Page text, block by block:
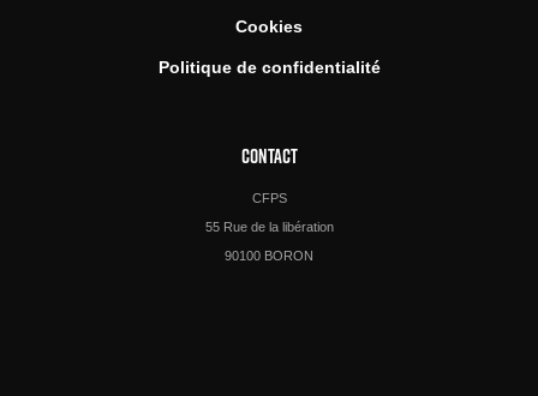
Cookies
Politique de confidentialité
CONTACT
CFPS
55 Rue de la libération
90100 BORON